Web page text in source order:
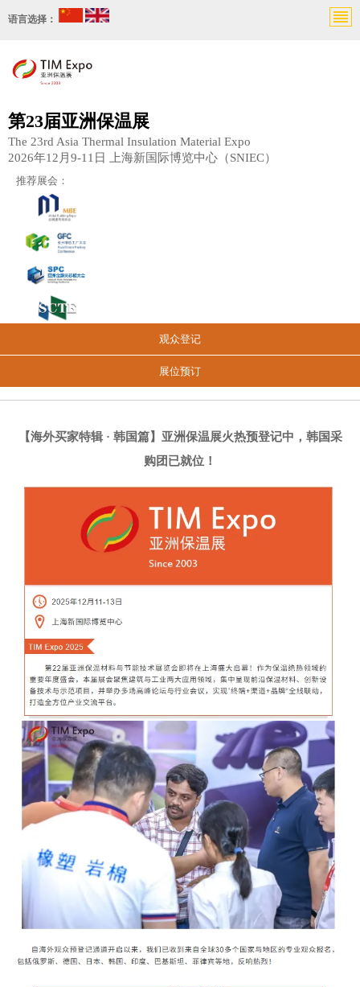
语言选择：
第23届亚洲保温展
The 23rd Asia Thermal Insulation Material Expo
2026年12月9-11日 上海新国际博览中心（SNIEC）
推荐展会：
观众登记
展位预订
【海外买家特辑 · 韩国篇】亚洲保温展火热预登记中，韩国采
购团已就位！